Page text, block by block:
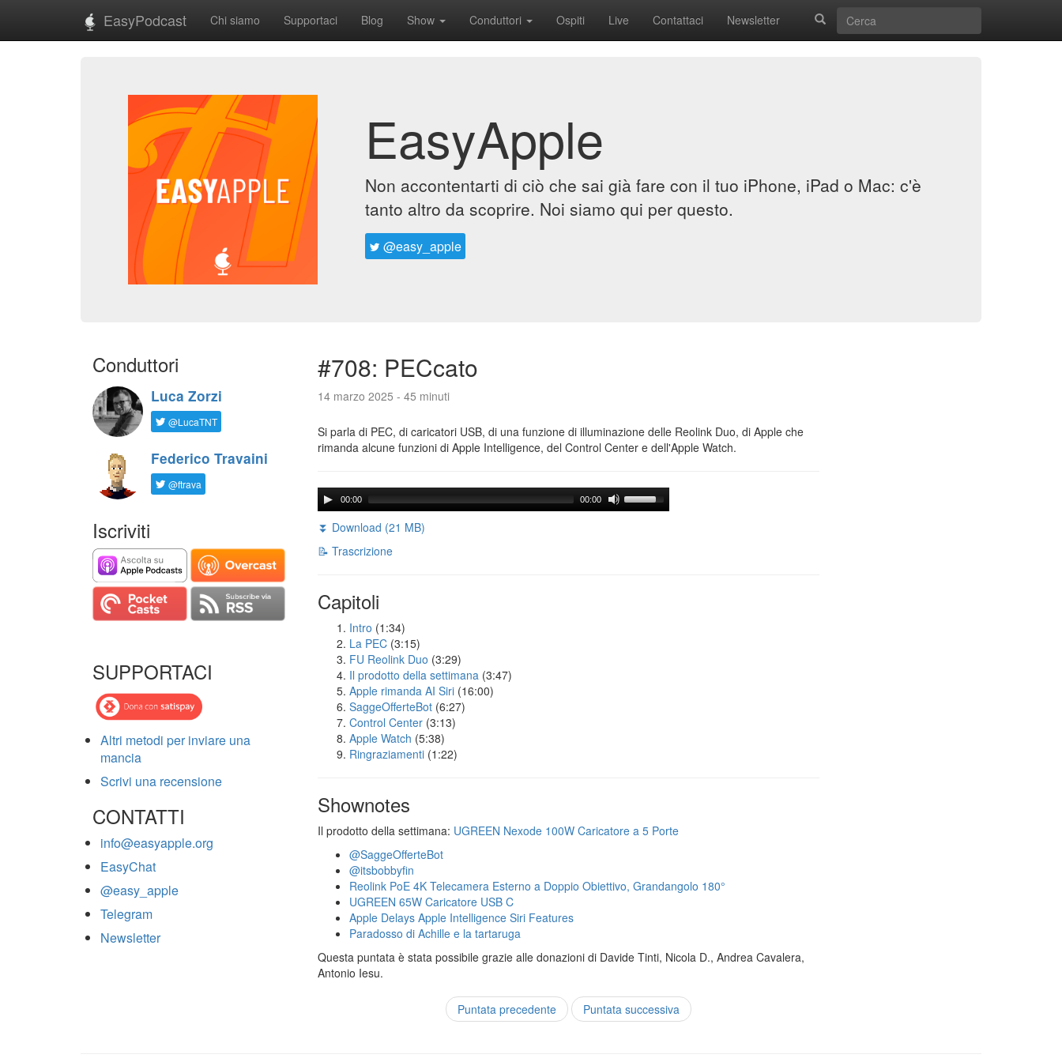
EasyPodcast Chi siamo Supportaci Blog Show Conduttori Ospiti Live Contattaci Newsletter
EasyApple
Non accontentarti di ciò che sai già fare con il tuo iPhone, iPad o Mac: c'è
tanto altro da scoprire. Noi siamo qui per questo.
@easy_apple
Conduttori
Luca Zorzi
@LucaTNT
Federico Travaini
@ftrava
Iscriviti
SUPPORTACI
Altri metodi per inviare una
mancia
Scrivi una recensione
CONTATTI
info@easyapple.org
EasyChat
@easy_apple
Telegram
Newsletter
#708: PECcato
14 marzo 2025 - 45 minuti
Si parla di PEC, di caricatori USB, di una funzione di illuminazione delle Reolink Duo, di Apple che
rimanda alcune funzioni di Apple Intelligence, del Control Center e dell'Apple Watch.
00:00 00:00
⏬ Download (21 MB)
📝 Trascrizione
Capitoli
Intro (1:34)
La PEC (3:15)
FU Reolink Duo (3:29)
Il prodotto della settimana (3:47)
Apple rimanda AI Siri (16:00)
SaggeOfferteBot (6:27)
Control Center (3:13)
Apple Watch (5:38)
Ringraziamenti (1:22)
Shownotes
Il prodotto della settimana: UGREEN Nexode 100W Caricatore a 5 Porte
@SaggeOfferteBot
@itsbobbyfin
Reolink PoE 4K Telecamera Esterno a Doppio Obiettivo, Grandangolo 180°
UGREEN 65W Caricatore USB C
Apple Delays Apple Intelligence Siri Features
Paradosso di Achille e la tartaruga
Questa puntata è stata possibile grazie alle donazioni di Davide Tinti, Nicola D., Andrea Cavalera,
Antonio Iesu.
Puntata precedente Puntata successiva